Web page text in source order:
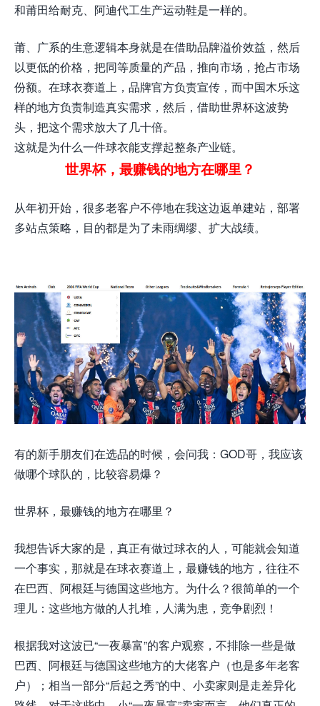
和莆田给耐克、阿迪代工生产运动鞋是一样的。
莆、广系的生意逻辑本身就是在借助品牌溢价效益，然后
以更低的价格，把同等质量的产品，推向市场，抢占市场
份额。在球衣赛道上，品牌官方负责宣传，而中国木乐这
样的地方负责制造真实需求，然后，借助世界杯这波势
头，把这个需求放大了几十倍。
这就是为什么一件球衣能支撑起整条产业链。
世界杯，最赚钱的地方在哪里？
从年初开始，很多老客户不停地在我这边返单建站，部署
多站点策略，目的都是为了未雨绸缪、扩大战绩。
有的新手朋友们在选品的时候，会问我：GOD哥，我应该
做哪个球队的，比较容易爆？
世界杯，最赚钱的地方在哪里？
我想告诉大家的是，真正有做过球衣的人，可能就会知道
一个事实，那就是在球衣赛道上，最赚钱的地方，往往不
在巴西、阿根廷与德国这些地方。为什么？很简单的一个
理儿：这些地方做的人扎堆，人满为患，竞争剧烈！
根据我对这波已“一夜暴富”的客户观察，不排除一些是做
巴西、阿根廷与德国这些地方的大佬客户（也是多年老客
户）；相当一部分“后起之秀”的中、小卖家则是走差异化